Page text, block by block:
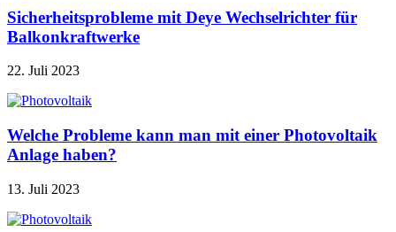
Sicherheitsprobleme mit Deye Wechselrichter für
Balkonkraftwerke
22. Juli 2023
Welche Probleme kann man mit einer Photovoltaik
Anlage haben?
13. Juli 2023